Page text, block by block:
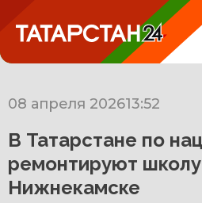
08 апреля 202613:52
В Татарстане по
ремонтируют
Нижнекамске